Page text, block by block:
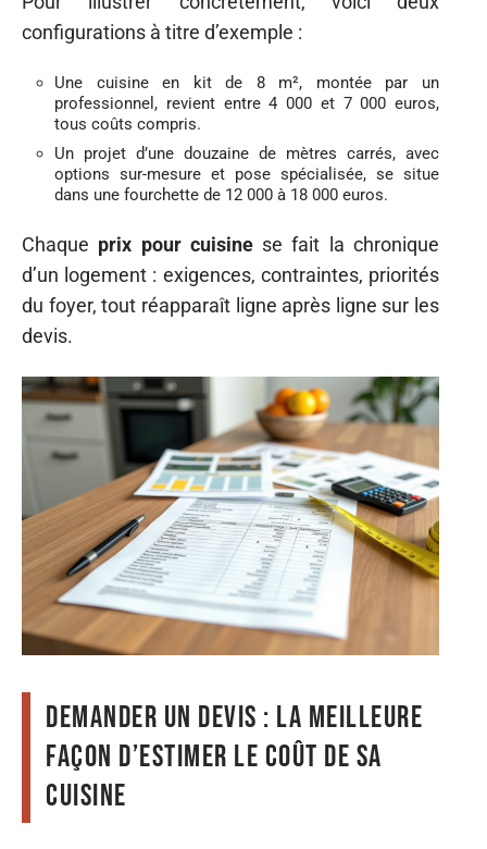
configurations à titre d’exemple :
Une cuisine en kit de 8 m², montée par un
professionnel, revient entre 4 000 et 7 000 euros,
tous coûts compris.
Un projet d’une douzaine de mètres carrés, avec
options sur-mesure et pose spécialisée, se situe
dans une fourchette de 12 000 à 18 000 euros.
Chaque prix pour cuisinese fait la chronique
d’un logement : exigences, contraintes, priorités
du foyer, tout réapparaît ligne après ligne sur les
devis.
Demander un devis : la meilleure
façon d’estimer le coût de sa
cuisine